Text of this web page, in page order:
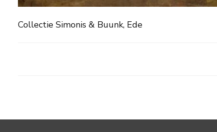
Collectie Simonis & Buunk, Ede